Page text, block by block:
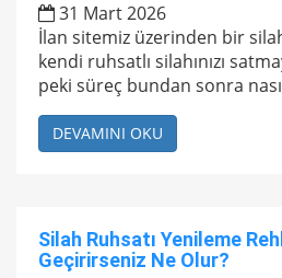
31 Mart 2026
İlan sitemiz üzerinden bir
kendi ruhsatlı silahınızı
peki süreç bundan sonra
DEVAMINI OKU
Silah Ruhsatı Yenileme
Geçirirseniz Ne Olur?